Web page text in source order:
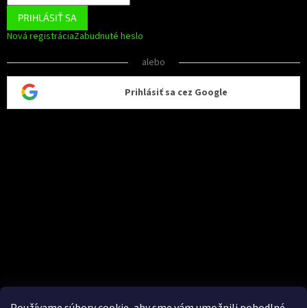
PRIHLÁSIŤ SA
Nová registráciaZabudnuté heslo
alebo
Prihlásiť sa cez Google